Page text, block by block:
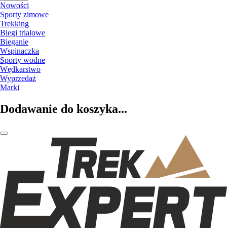
Nowości
Sporty zimowe
Trekking
Biegi trialowe
Bieganie
Wspinaczka
Sporty wodne
Wędkarstwo
Wyprzedaż
Marki
Dodawanie do koszyka...